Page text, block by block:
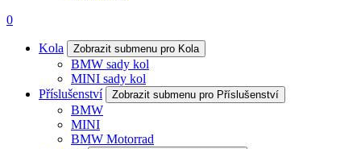
0
Kola Zobrazit submenu pro Kola
BMW sady kol
MINI sady kol
Příslušenství
Zobrazit submenu pro Příslušenství
BMW
MINI
BMW Motorrad